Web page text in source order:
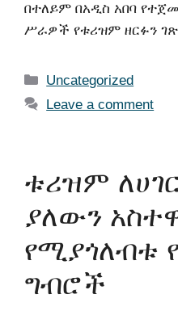
በተለይም በአዲስ አበባ
ሥራዎች የቱሪዝም ዘርፉን
Uncategorized
Leave a comment
ቱሪዝም
ያለውን
የሚያጎለብቱ
ግብሮች